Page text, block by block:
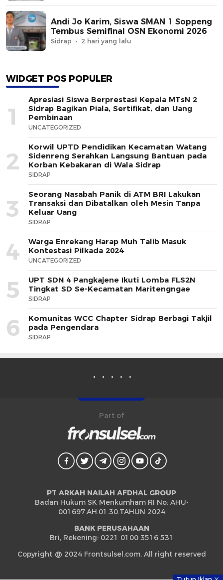
Andi Jo Karim, Siswa SMAN 1 Soppeng
Tembus Semifinal OSN Ekonomi 2026
Sidrap 2 hari yang lalu
WIDGET POS POPULER
1
Apresiasi Siswa Berprestasi Kepala MTsN 2
Sidrap Bagikan Piala, Sertifikat, dan Uang
Pembinaan
UNCATEGORIZED
2
Korwil UPTD Pendidikan Kecamatan Watang
Sidenreng Serahkan Langsung Bantuan pada
Korban Kebakaran di Wala Sidrap
SIDRAP
3
Seorang Nasabah Panik di ATM BRI Lakukan
Transaksi dan Dibatalkan oleh Mesin Tanpa
Keluar Uang
SIDRAP
4
Warga Enrekang Harap Muh Talib Masuk
Kontestasi Pilkada 2024
UNCATEGORIZED
5
UPT SDN 4 Pangkajene Ikuti Lomba FLS2N
Tingkat SD Se-Kecamatan Maritengngae
SIDRAP
6
Komunitas WCC Chapter Sidrap Berbagi Takjil
pada Pengendara
SIDRAP
Part of
PT ARKAH NAILAH AFDHAL GROUP
Badan Hukum SK Menkumham RI No: AHU-
001697.AH.01.30.TAHUN 2024
BANK PERUSAHAAN
Bri, Rekening: 0221 0100 3516 531
Copyright @ 2024 Frontsulsel.com. All right reserved